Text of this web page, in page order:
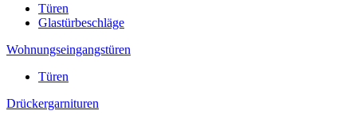
Türen
Glastürbeschläge
Wohnungseingangstüren
Türen
Drückergarnituren